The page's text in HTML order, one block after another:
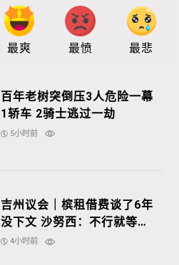
最爽 最愤 最悲
百年老树突倒压3人危险一幕
1轿车 2骑士逃过一劫
5小时前
吉州议会｜槟租借费谈了6年
没下文 沙努西：不行就等换
中央政府！
4小时前